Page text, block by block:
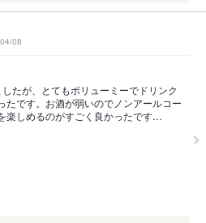
08
たが、とてもボリューミーでドリンク
たです。お酒が弱いのでノンアールコー
楽しめるのがすごく良かったです…